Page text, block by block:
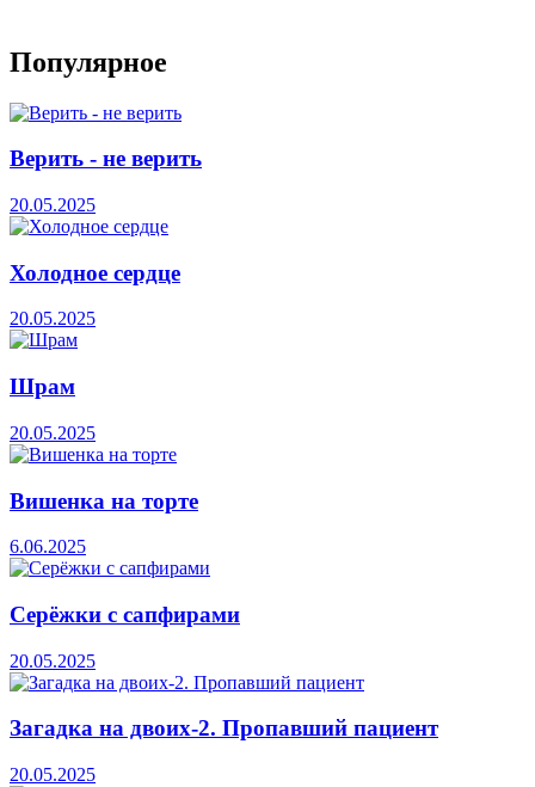
Популярное
Верить - не верить
20.05.2025
Холодное сердце
20.05.2025
Шрам
20.05.2025
Вишенка на торте
6.06.2025
Серёжки с сапфирами
20.05.2025
Загадка на двоих-2. Пропавший пациент
20.05.2025